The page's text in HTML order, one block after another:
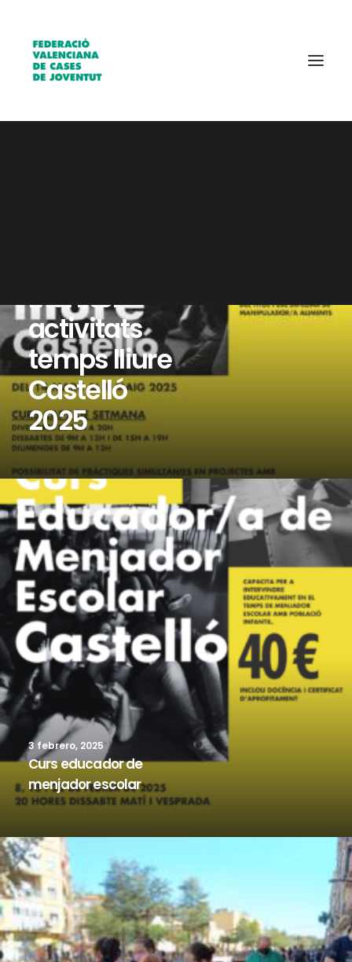
Monitor
activitats
temps lliure
Castelló
2025
3 febrero, 2025
Curs educador de
menjador escolar